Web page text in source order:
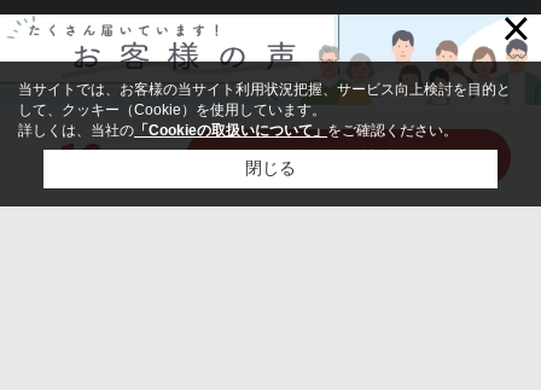
16 この条件で検索する
×
当サイトでは、お客様の当サイト利用状況把握、サービス向上検討を目的と
して、クッキー（Cookie）を使用しています。
詳しくは、当社の 「Cookieの取扱いについて」をご確認ください。
閉じる